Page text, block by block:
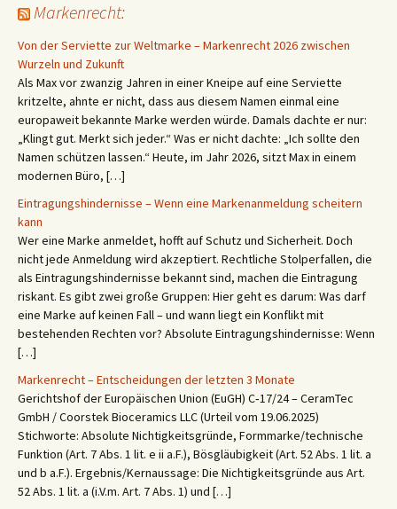
Markenrecht:
Von der Serviette zur Weltmarke – Markenrecht 2026 zwischen
Wurzeln und Zukunft
Als Max vor zwanzig Jahren in einer Kneipe auf eine Serviette
kritzelte, ahnte er nicht, dass aus diesem Namen einmal eine
europaweit bekannte Marke werden würde. Damals dachte er nur:
„Klingt gut. Merkt sich jeder.“ Was er nicht dachte: „Ich sollte den
Namen schützen lassen.“ Heute, im Jahr 2026, sitzt Max in einem
modernen Büro, […]
Eintragungshindernisse – Wenn eine Markenanmeldung scheitern
kann
Wer eine Marke anmeldet, hofft auf Schutz und Sicherheit. Doch
nicht jede Anmeldung wird akzeptiert. Rechtliche Stolperfallen, die
als Eintragungshindernisse bekannt sind, machen die Eintragung
riskant. Es gibt zwei große Gruppen: Hier geht es darum: Was darf
eine Marke auf keinen Fall – und wann liegt ein Konflikt mit
bestehenden Rechten vor? Absolute Eintragungshindernisse: Wenn
[…]
Markenrecht – Entscheidungen der letzten 3 Monate
Gerichtshof der Europäischen Union (EuGH) C‑17/24 – CeramTec
GmbH / Coorstek Bioceramics LLC (Urteil vom 19.06.2025)
Stichworte: Absolute Nichtigkeitsgründe, Formmarke/technische
Funktion (Art. 7 Abs. 1 lit. e ii a.F.), Bösgläubigkeit (Art. 52 Abs. 1 lit. a
und b a.F.). Ergebnis/Kernaussage: Die Nichtigkeitsgründe aus Art.
52 Abs. 1 lit. a (i.V.m. Art. 7 Abs. 1) und […]